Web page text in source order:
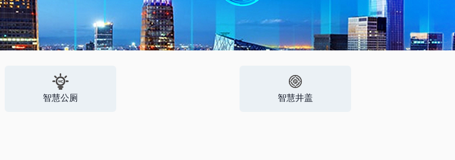
智慧公厕 智慧井盖